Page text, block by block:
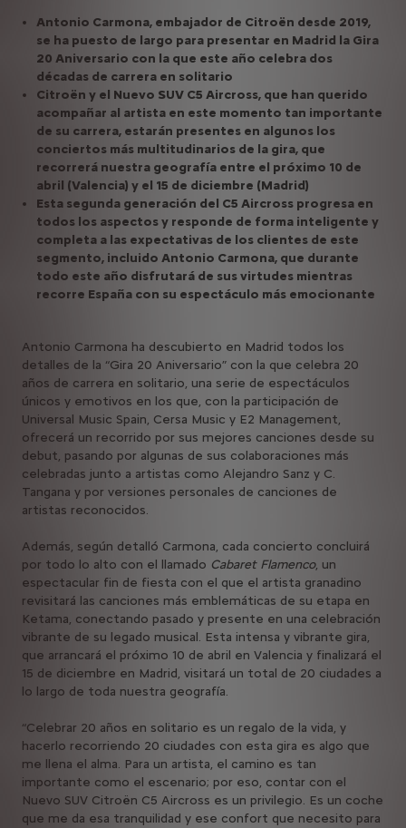
Antonio Carmona, embajador de Citroën desde 2019,
se ha puesto de largo para presentar en Madrid la Gira
20 Aniversario con la que este año celebra dos
décadas de carrera en solitario
Citroën y el Nuevo SUV C5 Aircross, que han querido
acompañar al artista en este momento tan importante
de su carrera, estarán presentes en algunos los
conciertos más multitudinarios de la gira, que
recorrerá nuestra geografía entre el próximo 10 de
abril (Valencia) y el 15 de diciembre (Madrid)
Esta segunda generación del C5 Aircross progresa en
todos los aspectos y responde de forma inteligente y
completa a las expectativas de los clientes de este
segmento, incluido Antonio Carmona, que durante
todo este año disfrutará de sus virtudes mientras
recorre España con su espectáculo más emocionante
Antonio Carmona ha descubierto en Madrid todos los
detalles de la “Gira 20 Aniversario” con la que celebra 20
años de carrera en solitario, una serie de espectáculos
únicos y emotivos en los que, con la participación de
Universal Music Spain, Cersa Music y E2 Management,
ofrecerá un recorrido por sus mejores canciones desde su
debut, pasando por algunas de sus colaboraciones más
celebradas junto a artistas como Alejandro Sanz y C.
Tangana y por versiones personales de canciones de
artistas reconocidos.
Además, según detalló Carmona, cada concierto concluirá
por todo lo alto con el llamado Cabaret Flamenco, un
espectacular fin de fiesta con el que el artista granadino
revisitará las canciones más emblemáticas de su etapa en
Ketama, conectando pasado y presente en una celebración
vibrante de su legado musical. Esta intensa y vibrante gira,
que arrancará el próximo 10 de abril en Valencia y finalizará el
15 de diciembre en Madrid, visitará un total de 20 ciudades a
lo largo de toda nuestra geografía.
“Celebrar 20 años en solitario es un regalo de la vida, y
hacerlo recorriendo 20 ciudades con esta gira es algo que
me llena el alma. Para un artista, el camino es tan
importante como el escenario; por eso, contar con el
Nuevo SUV Citroën C5 Aircross es un privilegio. Es un coche
que me da esa tranquilidad y ese confort que necesito para